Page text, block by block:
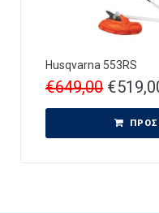
Husqvarna 553RS
€649,00 €